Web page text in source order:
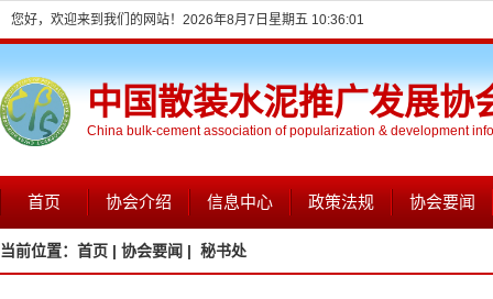
您好，欢迎来到我们的网站！ 2026年8月7日星期五 10:36:02
中国散装水泥推广发展协
China bulk-cement association of popularization & development
首页 协会介绍 信息中心 政策法规 协会要闻
当前位置： 首页 | 协会要闻 | 秘书处